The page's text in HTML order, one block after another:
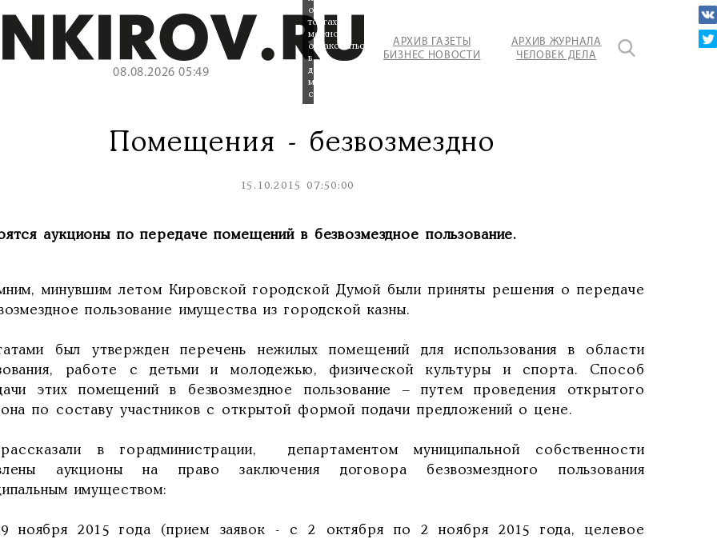
08.08.2026 05:49
АРХИВ ГАЗЕТЫ
БИЗНЕС НОВОСТИ
АРХИВ ЖУРНАЛА
ЧЕЛОВЕК ДЕЛА
о
торгах
можно
ознакомиться
в
департаменте
муниципальной
собственности.
Помещения - безвозмездно
15.10.2015 07:50:00
аукционы по передаче помещений в безвозмездное пользование.
минувшим летом Кировской городской Думой были приняты решения о передаче
пользование имущества из городской казны.
был утвержден перечень нежилых помещений для использования в области
работе с детьми и молодежью, физической культуры и спорта. Способ
этих помещений в безвозмездное пользование – путем проведения открытого
по составу участников с открытой формой подачи предложений о цене.
в горадминистрации, департаментом муниципальной собственности
аукционы на право заключения договора безвозмездного пользования
имуществом:
ноября 2015 года (прием заявок - с 2 октября по 2 ноября 2015 года, целевое